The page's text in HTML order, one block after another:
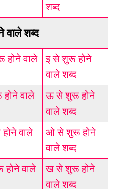
शब्द
वाले शब्द
वाले
इ से शुरू होने
वाले शब्द
वाले
ऊ से शुरू होने
वाले शब्द
वाले
ओ से शुरू होने
वाले शब्द
वाले
ख से शुरू होने
वाले शब्द